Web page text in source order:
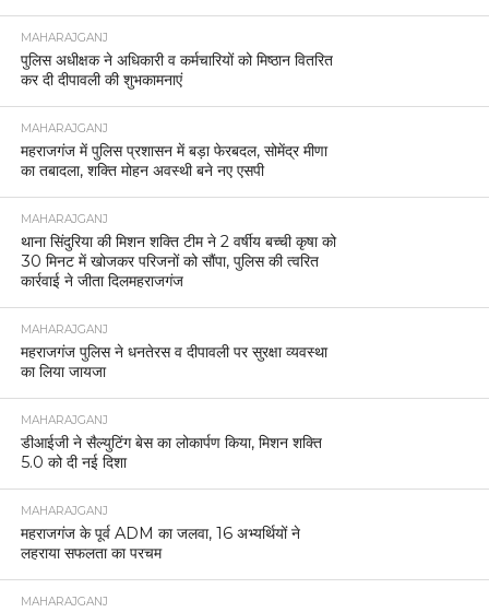
MAHARAJGANJ
पुलिस अधीक्षक ने अधिकारी व कर्मचारियों को मिष्ठान वितरित
कर दी दीपावली की शुभकामनाएं
MAHARAJGANJ
महराजगंज में पुलिस प्रशासन में बड़ा फेरबदल, सोमेंद्र मीणा
का तबादला, शक्ति मोहन अवस्थी बने नए एसपी
MAHARAJGANJ
थाना सिंदुरिया की मिशन शक्ति टीम ने 2 वर्षीय बच्ची कृषा को
30 मिनट में खोजकर परिजनों को सौंपा, पुलिस की त्वरित
कार्रवाई ने जीता दिलमहराजगंज
MAHARAJGANJ
महराजगंज पुलिस ने धनतेरस व दीपावली पर सुरक्षा व्यवस्था
का लिया जायजा
MAHARAJGANJ
डीआईजी ने सैल्युटिंग बेस का लोकार्पण किया, मिशन शक्ति
5.0 को दी नई दिशा
MAHARAJGANJ
महराजगंज के पूर्व ADM का जलवा, 16 अभ्यर्थियों ने
लहराया सफलता का परचम
MAHARAJGANJ